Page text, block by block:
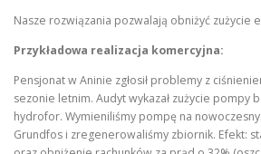
Nasze rozwiązania pozwalają obniżyć zużycie
Przykładowa realizacja komercyjna:
Pensjonat w Aninie zgłosił problemy z
sezonie letnim. Audyt wykazał zużycie pompy
hydrofor. Wymieniliśmy pompę na
Grundfos i zregenerowaliśmy zbiornik. Efekt: